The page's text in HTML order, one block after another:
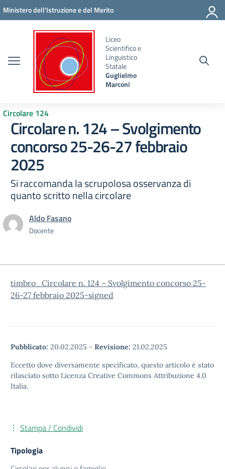
Vai ai contenuti
Vai al menu di navigazione
Vai al footer
Ministero dell'Istruzione e del Merito
Liceo
Scientifico e
Linguistico
Statale
Guglielmo
Marconi
Circolare 124
Circolare n. 124 – Svolgimento
concorso 25-26-27 febbraio
2025
Si raccomanda la scrupolosa osservanza di
quanto scritto nella circolare
Aldo Fasano
Docente
timbro_Circolare n. 124 – Svolgimento concorso 25-
26-27 febbraio 2025-signed
Pubblicato: 20.02.2025 - Revisione: 21.02.2025
Eccetto dove diversamente specificato, questo articolo è stato
rilasciato sotto Licenza Creative Commons Attribuzione 4.0
Italia.
Stampa / Condividi
Tipologia